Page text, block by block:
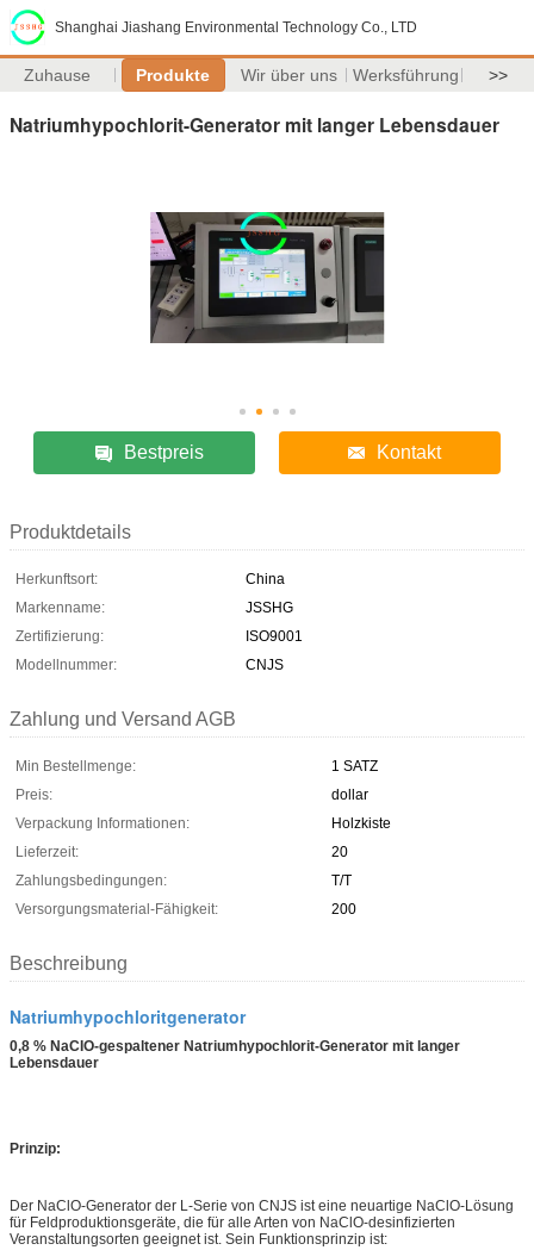
Shanghai Jiashang Environmental Technology Co., LTD
Zuhause Produkte Wir über uns Werksführung >>
Natriumhypochlorit-Generator mit langer Lebensdauer
Bestpreis Kontakt
Produktdetails
Herkunftsort:
China
Markenname:
JSSHG
Zertifizierung:
ISO9001
Modellnummer:
CNJS
Zahlung und Versand AGB
Min Bestellmenge:
1 SATZ
Preis:
dollar
Verpackung Informationen:
Holzkiste
Lieferzeit:
20
Zahlungsbedingungen:
T/T
Versorgungsmaterial-Fähigkeit:
200
Beschreibung
Natriumhypochloritgenerator
0,8 % NaCIO-gespaltener Natriumhypochlorit-Generator mit langer
Lebensdauer
Prinzip:
Der NaClO-Generator der L-Serie von CNJS ist eine neuartige NaClO-Lösung
für Feldproduktionsgeräte, die für alle Arten von NaClO-desinfizierten
Veranstaltungsorten geeignet ist. Sein Funktionsprinzip ist: